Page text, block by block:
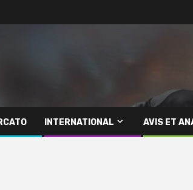
INTERNATIONAL AVIS ET